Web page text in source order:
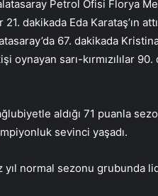
Petrol Ofisi Florya
dakikada Eda Karataş’ın
67. dakikada
oynayan sarı-kırmızılılar
aldığı 71 puanla
sevinci yaşadı.
yıl normal sezonu grubunda